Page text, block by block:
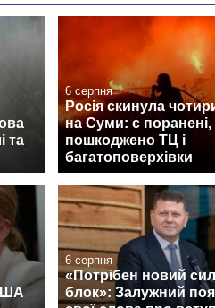
та
6 серпня
Росія скинула
на Суми: є поранені,
пошкоджено ТЦ і
багатоповерхівки
6 серпня
«Потрібен новий
блок»: Залужний